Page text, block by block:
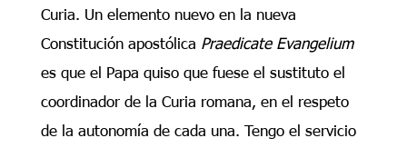
Curia. Un elemento nuevo en la nueva
Constitución apostólica Praedicate Evangelium
es que el Papa quiso que fuese el sustituto el
coordinador de la Curia romana, en el respeto
de la autonomía de cada una. Tengo el servicio